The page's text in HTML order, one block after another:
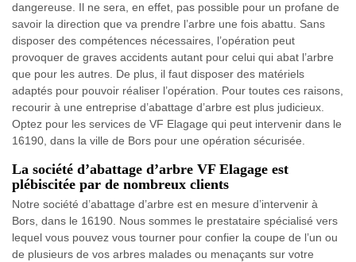
dangereuse. Il ne sera, en effet, pas possible pour un profane de
savoir la direction que va prendre l’arbre une fois abattu. Sans
disposer des compétences nécessaires, l’opération peut
provoquer de graves accidents autant pour celui qui abat l’arbre
que pour les autres. De plus, il faut disposer des matériels
adaptés pour pouvoir réaliser l’opération. Pour toutes ces raisons,
recourir à une entreprise d’abattage d’arbre est plus judicieux.
Optez pour les services de VF Elagage qui peut intervenir dans le
16190, dans la ville de Bors pour une opération sécurisée.
La société d’abattage d’arbre VF Elagage est
plébiscitée par de nombreux clients
Notre société d’abattage d’arbre est en mesure d’intervenir à
Bors, dans le 16190. Nous sommes le prestataire spécialisé vers
lequel vous pouvez vous tourner pour confier la coupe de l’un ou
de plusieurs de vos arbres malades ou menaçants sur votre